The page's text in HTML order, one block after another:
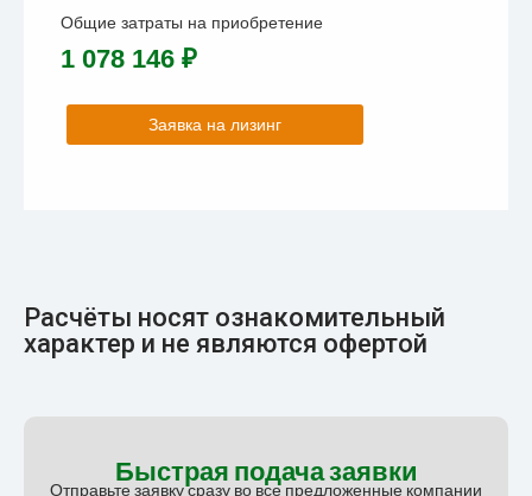
Общие затраты на приобретение
1 078 146 ₽
Заявка на лизинг
Расчёты носят ознакомительный
характер и не являются офертой
Быстрая подача заявки
Отправьте заявку сразу во все предложенные компании